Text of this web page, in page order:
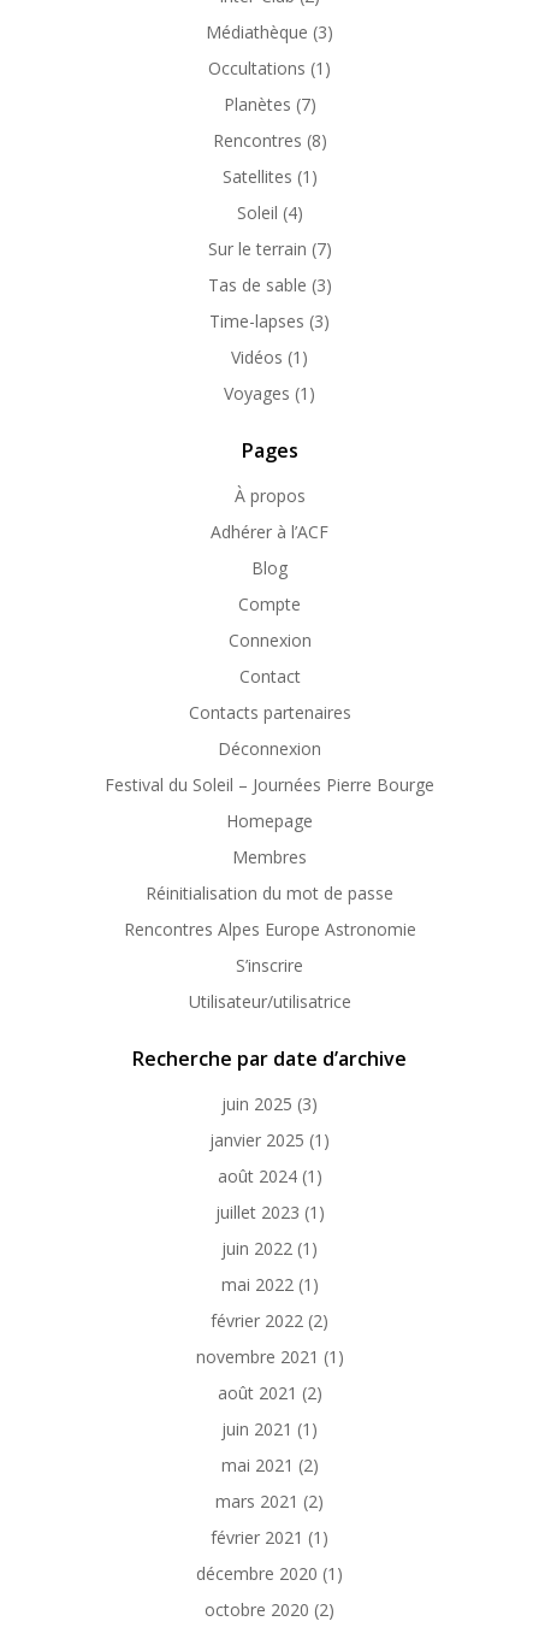
Médiathèque (3)
Occultations (1)
Planètes (7)
Rencontres (8)
Satellites (1)
Soleil (4)
Sur le terrain (7)
Tas de sable (3)
Time-lapses (3)
Vidéos (1)
Voyages (1)
Pages
À propos
Adhérer à l’ACF
Blog
Compte
Connexion
Contact
Contacts partenaires
Déconnexion
Festival du Soleil – Journées Pierre Bourge
Homepage
Membres
Réinitialisation du mot de passe
Rencontres Alpes Europe Astronomie
S’inscrire
Utilisateur/utilisatrice
Recherche par date d’archive
juin 2025 (3)
janvier 2025 (1)
août 2024(1)
juillet 2023 (1)
juin 2022 (1)
mai 2022(1)
février 2022 (2)
novembre 2021 (1)
août 2021 (2)
juin 2021 (1)
mai 2021 (2)
mars 2021 (2)
février 2021 (1)
décembre 2020 (1)
octobre 2020 (2)